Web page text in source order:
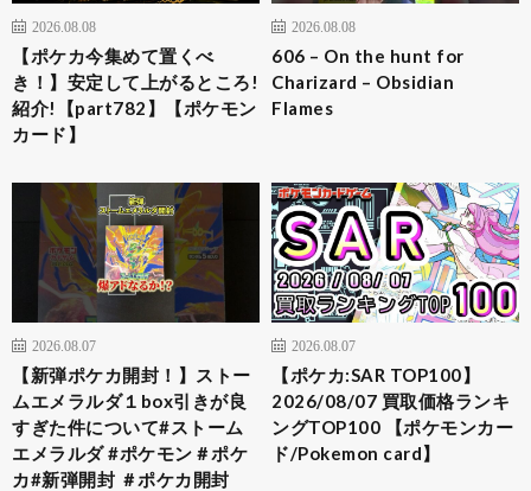
2026.08.08
【ポケカ今集めて置くべ
き！】安定して上がるところ!
紹介!【part782】【ポケモン
カード】
2026.08.08
606 – On the hunt for
Charizard – Obsidian
Flames
2026.08.07
【新弾ポケカ開封！】ストー
ムエメラルダ１box引きが良
すぎた件について#ストーム
エメラルダ #ポケモン＃ポケ
カ#新弾開封 ＃ポケカ開封
2026.08.07
【ポケカ:SAR TOP100】
2026/08/07 買取価格ランキ
ングTOP100 【ポケモンカー
ド/Pokemon card】